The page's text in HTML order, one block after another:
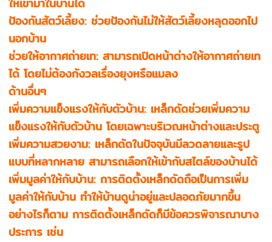
ป้องกันสัตว์เลี้ยง: ช่วยป้องกันไม่ให้สัตว์เลี้ยงหลุดออกไป
นอกบ้าน
ช่วยให้อากาศถ่ายเท: สามารถเปิดหน้าต่างให้อากาศถ่ายเท
ได้ โดยไม่ต้องกังวลเรื่องยุงหรือแมลง
ด้านอื่นๆ
เพิ่มความแข็งแรงให้กับตัวบ้าน: เหล็กดัดช่วยเพิ่มความ
แข็งแรงให้กับตัวบ้าน โดยเฉพาะบริเวณหน้าต่างและประตู
เพิ่มความสวยงาม: เหล็กดัดในปัจจุบันมีลวดลายและรูป
แบบที่หลากหลาย สามารถเลือกให้เข้ากับสไตล์ของบ้านได้
เพิ่มมูลค่าให้กับบ้าน: การติดตั้งเหล็กดัดถือเป็นการเพิ่ม
มูลค่าให้กับบ้าน ทำให้บ้านดูน่าอยู่และปลอดภัยมากขึ้น
อย่างไรก็ตาม การติดตั้งเหล็กดัดก็มีข้อควรพิจารณาบาง
ประการ เช่น